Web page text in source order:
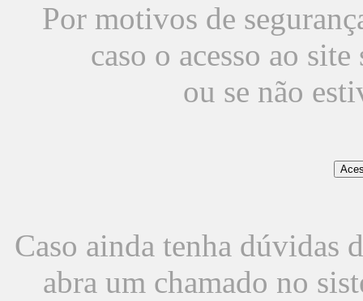
Por motivos de
caso o acesso ao
ou se não
Caso ainda tenha dúvidas
abra um chamado no